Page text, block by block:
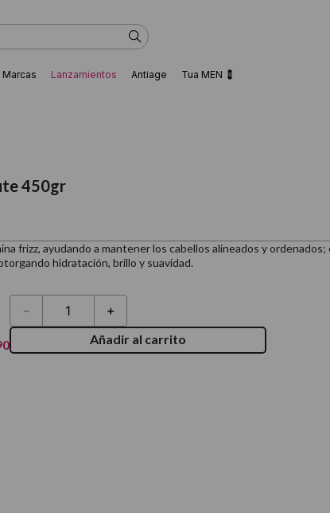
Marcas Lanzamientos Antiage Tua MEN 💈
450gr
frizz, ayudando a mantener los cabellos alineados y
hidratación, brillo y suavidad.
＋
－
Añadir al carrito